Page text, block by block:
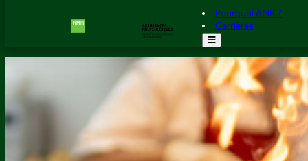
Pourquoi AMR ?
Carrières